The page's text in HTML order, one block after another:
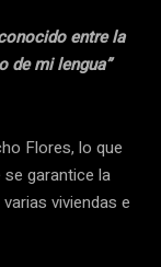
entre la
de mi lengua”
Flores, lo que
garantice la
viviendas e